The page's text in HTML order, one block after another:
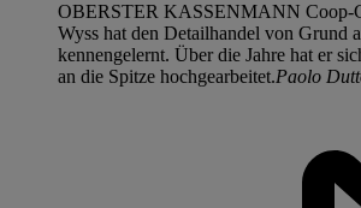
OBERSTER KASSENMANN Coop-
Wyss hat den Detailhandel von Grund
kennengelernt. Über die Jahre hat er
an die Spitze hochgearbeitet.Paolo